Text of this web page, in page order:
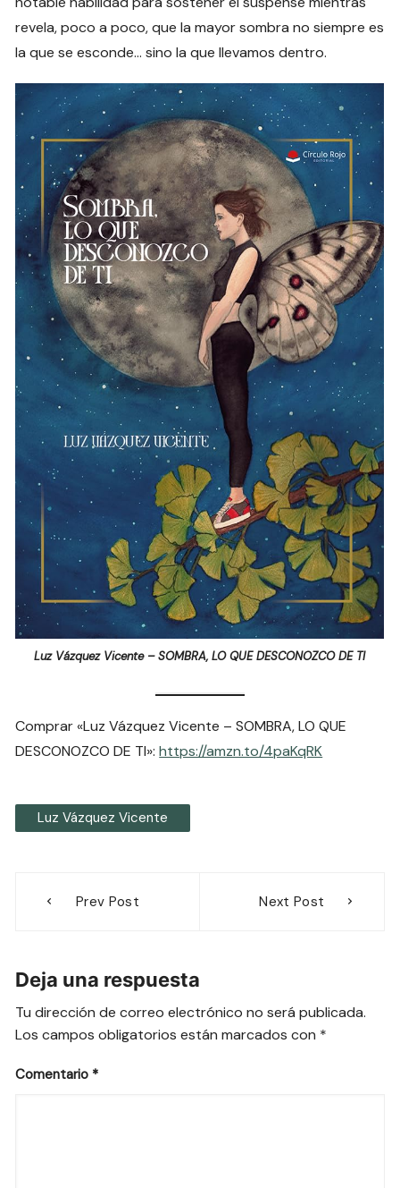
revela, poco a poco, que la mayor sombra no siempre es
la que se esconde… sino la que llevamos dentro.
Luz Vázquez Vicente – SOMBRA, LO QUE DESCONOZCO DE TI
Comprar «Luz Vázquez Vicente – SOMBRA, LO QUE
DESCONOZCO DE TI»:https://amzn.to/4paKqRK
Luz Vázquez Vicente
Prev Post Next Post
Deja una respuesta
Tu dirección de correo electrónico no será publicada.
Los campos obligatorios están marcados con *
Comentario *